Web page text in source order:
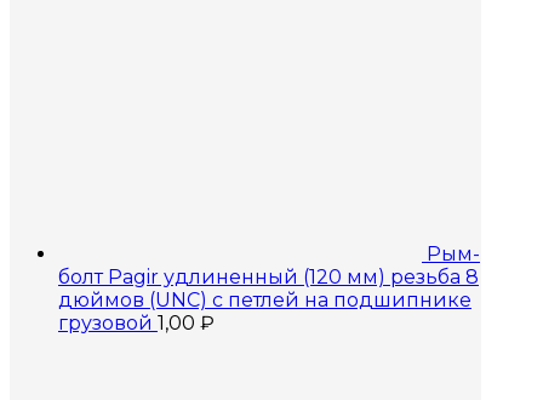
Рым-
болт Pagir удлиненный (120 мм) резьба 8
дюймов (UNC) с петлей на подшипнике
грузовой 1,00 ₽